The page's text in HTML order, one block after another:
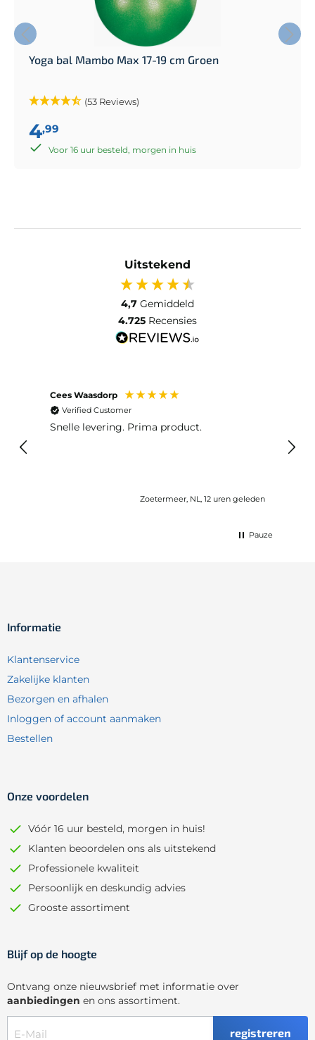
Yoga bal Mambo Max 17-19 cm Groen
(53 Reviews)
4,99
Voor 16 uur besteld, morgen in huis
Uitstekend
4,7 Gemiddeld
4.725 Recensies
Cees Waasdorp
Verified Customer
Snelle levering. Prima product.
Zoetermeer, NL, 12 uren geleden
lang
Pauze
Informatie
Klantenservice
Zakelijke klanten
Bezorgen en afhalen
Inloggen of account aanmaken
Bestellen
Onze voordelen
Vóór 16 uur besteld, morgen in huis!
Klanten beoordelen ons als uitstekend
Professionele kwaliteit
Persoonlijk en deskundig advies
Grooste assortiment
Blijf op de hoogte
Ontvang onze nieuwsbrief met informatie over
aanbiedingen en ons assortiment.
registreren